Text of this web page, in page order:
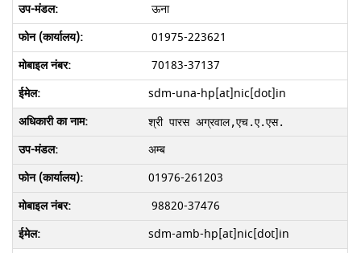
ऊना
01975-223621
70183-37137
sdm-una-hp[at]nic[dot]in
श्री पारस अग्रवाल,एच.ए.एस.
अम्ब
01976-261203
98820-37476
sdm-amb-hp[at]nic[dot]in